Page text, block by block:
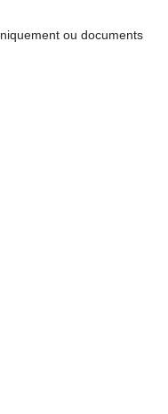
ou documents